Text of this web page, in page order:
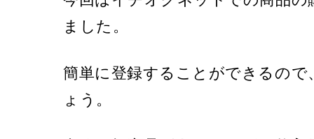
ました。
簡単に登録することができるの
ょう。